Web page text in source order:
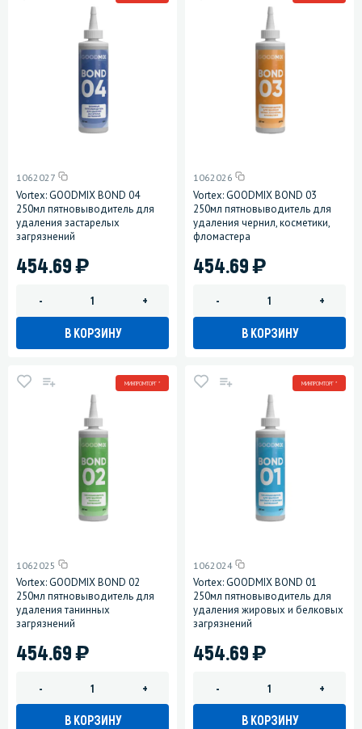
1062027
Vortex: GOODMIX BOND 04
250мл пятновыводитель для
удаления застарелых
загрязнений
454.69)
- +
В КОРЗИНУ
1062026
Vortex: GOODMIX BOND 03
250мл пятновыводитель для
удаления чернил, косметики,
фломастера
454.69)
- +
В КОРЗИНУ
МИНПРОМТОРГ *
1062025
Vortex: GOODMIX BOND 02
250мл пятновыводитель для
удаления танинных
загрязнений
454.69)
- +
В КОРЗИНУ
МИНПРОМТОРГ *
1062024
Vortex: GOODMIX BOND 01
250мл пятновыводитель для
удаления жировых и белковых
загрязнений
454.69)
- +
В КОРЗИНУ